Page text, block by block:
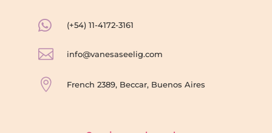
 (+54) 11-4172-3161
 info@vanesaseelig.com
 French 2389, Beccar, Buenos Aires